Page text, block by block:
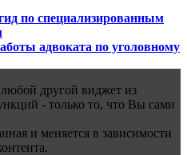
по специализированным
адвоката по уголовному
другой виджет из
- только то, что Вы сами
и меняется в зависимости